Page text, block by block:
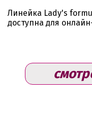
Линейка Lady's
доступна для